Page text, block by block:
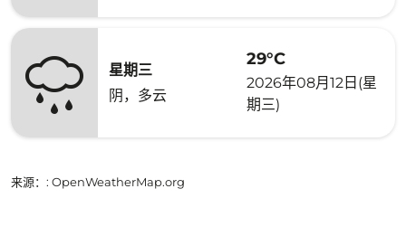
星期三
阴，多云
29°C
2026年08月12日(星
期三)
来源： : OpenWeatherMap.org